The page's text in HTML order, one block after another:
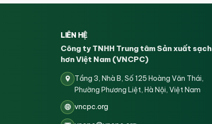
LIÊN HỆ
Công ty TNHH Trung tâm Sản xuất sạch
hơn Việt Nam (VNCPC)
Tầng 3, Nhà B, Số 125 Hoàng Văn Thái,
Phường Phương Liệt, Hà Nội, Việt Nam
vncpc.org